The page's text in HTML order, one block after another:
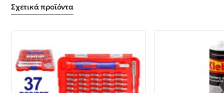
Σχετικά προϊόντα